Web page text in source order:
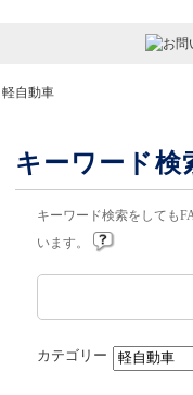
軽自動車
キーワード検
キーワード検索をしても
います。
カテゴリー